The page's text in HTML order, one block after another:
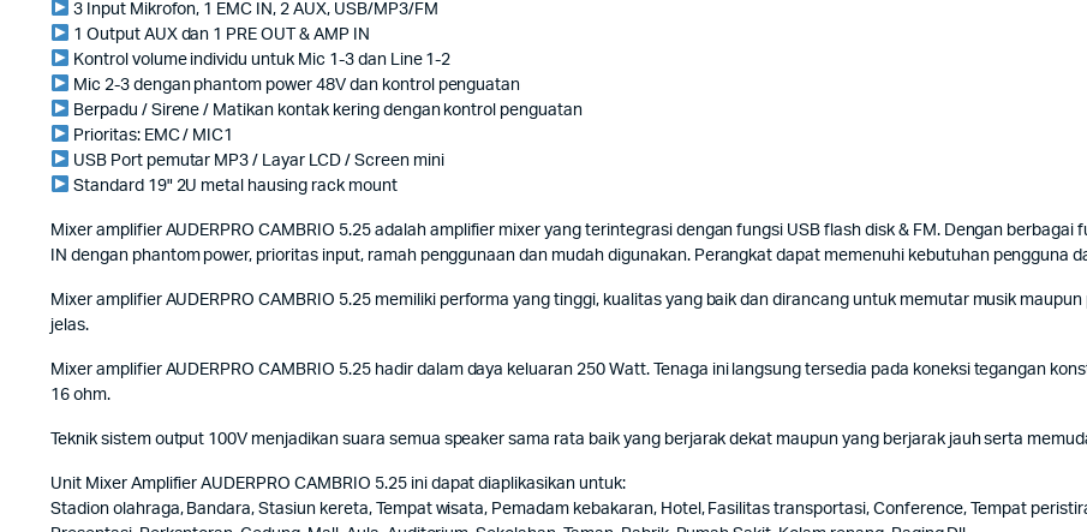
3 Input Mikrofon, 1 EMC IN, 2 AUX, USB/MP3/FM
1 Output AUX dan 1 PRE OUT & AMP IN
Kontrol volume individu untuk Mic 1-3 dan Line 1-2
Mic 2-3 dengan phantom power 48V dan kontrol penguatan
Berpadu / Sirene / Matikan kontak kering dengan kontrol penguatan
Prioritas: EMC / MIC1
USB Port pemutar MP3 / Layar LCD / Screen mini
Standard 19" 2U metal hausing rack mount
Mixer amplifier AUDERPRO CAMBRIO 5.25 adalah amplifier mixer yang terintegrasi dengan fungsi USB flash disk & FM. Dengan
IN dengan phantom power, prioritas input, ramah penggunaan dan mudah digunakan. Perangkat dapat memenuhi kebutuhan pengguna
Mixer amplifier AUDERPRO CAMBRIO 5.25 memiliki performa yang tinggi, kualitas yang baik dan dirancang untuk memutar musik
jelas.
Mixer amplifier AUDERPRO CAMBRIO 5.25 hadir dalam daya keluaran 250 Watt. Tenaga ini langsung tersedia pada koneksi tegangan
16 ohm.
Teknik sistem output 100V menjadikan suara semua speaker sama rata baik yang berjarak dekat maupun yang berjarak jauh serta
Unit Mixer Amplifier AUDERPRO CAMBRIO 5.25 ini dapat diaplikasikan untuk:
Stadion olahraga, Bandara, Stasiun kereta, Tempat wisata, Pemadam kebakaran, Hotel, Fasilitas transportasi, Conference, Tempat